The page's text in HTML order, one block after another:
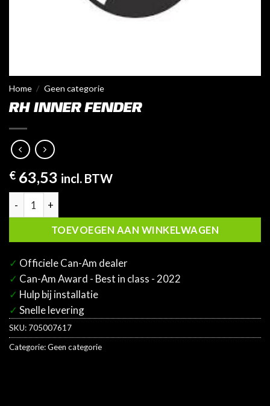
Home / Geen categorie
RH INNER FENDER
€ 63,53 incl. BTW
RH Inner Fender aantal
TOEVOEGEN AAN WINKELWAGEN
✓ Officiele Can-Am dealer
✓ Can-Am Award - Best in class - 2022
✓ Hulp bij installatie
✓ Snelle levering
SKU: 705007617
Categorie:Geen categorie